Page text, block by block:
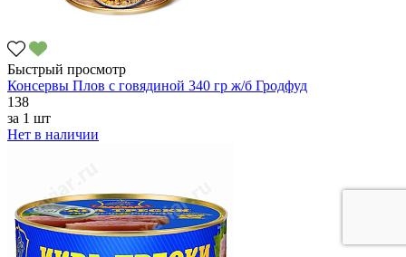
Быстрый просмотр
Консервы Плов с говядиной 340 гр ж/б Гродфуд
138
за 1 шт
Нет в наличии